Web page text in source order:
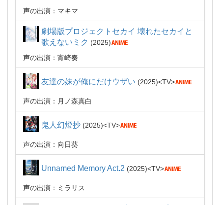
声の出演：マキマ
劇場版プロジェクトセカイ 壊れたセカイと
歌えないミク
2025
声の出演：宵崎奏
友達の妹が俺にだけウザい 2025 TV
声の出演：月ノ森真白
鬼人幻燈抄 2025 TV
声の出演：向日葵
Unnamed Memory Act.2 2025 TV
声の出演：ミラリス